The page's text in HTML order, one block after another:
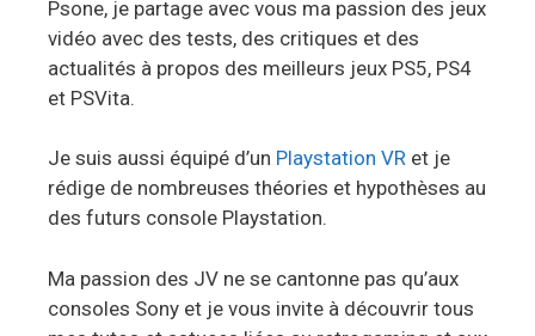
Psone, je partage avec vous ma passion des jeux
vidéo avec des tests, des critiques et des
actualités à propos des meilleurs jeux PS5, PS4
et PSVita.
Je suis aussi équipé d’un Playstation VR et je
rédige de nombreuses théories et hypothèses au
des futurs console Playstation.
Ma passion des JV ne se cantonne pas qu’aux
consoles Sony et je vous invite à découvrir tous